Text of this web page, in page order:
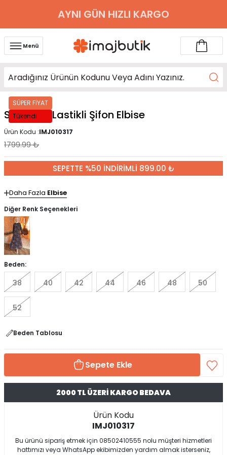
AYNI GÜN HIZLI KARGO
Menü
SÜPER FİYAT
Tükendi
Siyah Kol Lastikli Şifon Elbise
Ürün Kodu :IMJ010317
1799.99₺
SEPETTE %50 İNDİRİMLİ 899.00 ₺
Daha Fazla Elbise
Diğer Renk Seçenekleri
Beden:
38 40 42 44 46 48 50
52
Beden Tablosu
Sepete Ekle
2000 TL ÜZERİ KARGO BEDAVA
Ürün Kodu
IMJ010317
Bu ürünü sipariş etmek için 08502410555 nolu müşteri hizmetleri
hattımızı veya WhatsApp ekibimizden yardım almak isterseniz,